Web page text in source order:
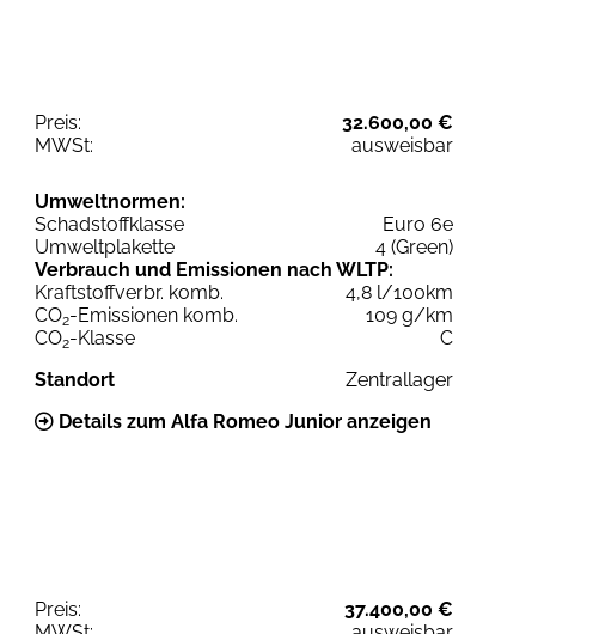
Preis:
32.600,00 €
MWSt:
ausweisbar
Umweltnormen:
Schadstoffklasse
Euro 6e
Umweltplakette
4 (Green)
Verbrauch und Emissionen nach WLTP:
Kraftstoffverbr. komb.
4,8 l/100km
CO2-Emissionen komb.
109 g/km
CO2-Klasse
C
Standort
Zentrallager
Details zum Alfa Romeo Junior anzeigen
Preis:
37.400,00 €